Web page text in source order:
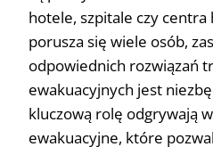
hotele, szpitale czy centra
porusza się wiele osób,
odpowiednich rozwiązań
ewakuacyjnych jest
kluczową rolę odgrywają
ewakuacyjne, które